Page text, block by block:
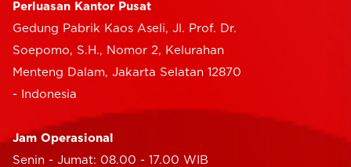
Perluasan Kantor Pusat
Gedung Pabrik Kaos Aseli, Jl. Prof. Dr.
Soepomo, S.H., Nomor 2, Kelurahan
Menteng Dalam, Jakarta Selatan 12870
- Indonesia
Jam Operasional
Senin - Jumat: 08.00 - 17.00 WIB